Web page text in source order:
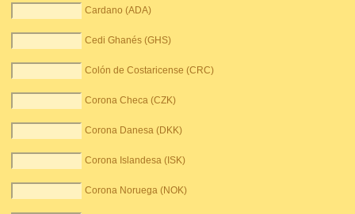
Cardano (ADA)
Cedi Ghanés (GHS)
Colón de Costaricense (CRC)
Corona Checa (CZK)
Corona Danesa (DKK)
Corona Islandesa (ISK)
Corona Noruega (NOK)